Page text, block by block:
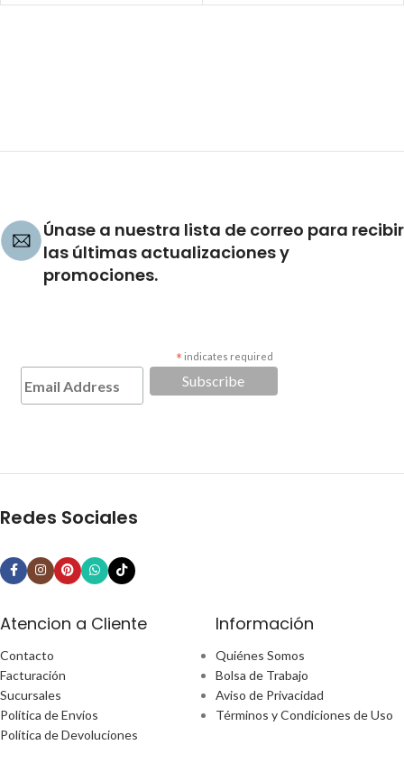
Únase a nuestra lista de correo para recibir
las últimas actualizaciones y
promociones.
* indicates required
Redes Sociales
Atencion a Cliente
Contacto
Facturación
Sucursales
Política de Envíos
Política de Devoluciones
Información
Quiénes Somos
Bolsa de Trabajo
Aviso de Privacidad
Términos y Condiciones de Uso